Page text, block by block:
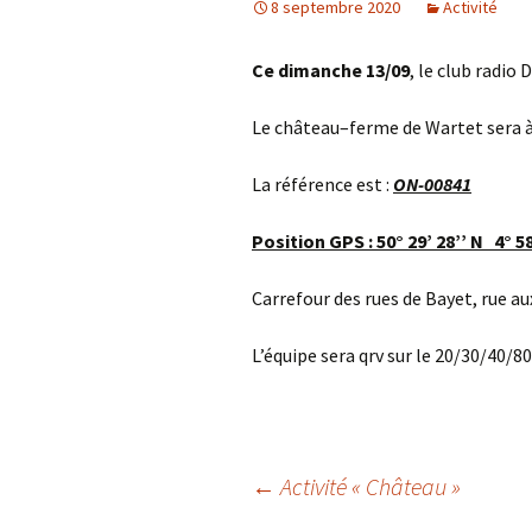
8 septembre 2020 Activité
Ce dimanche 13/09, le club radio
Le château–ferme de Wartet sera
La référence est : ON-00841
Position GPS : 50° 29’ 28’’ N 4°
Carrefour des rues de Bayet, rue
L’équipe sera qrv sur le 20/30/40/
Navigation
← Activité « Château »